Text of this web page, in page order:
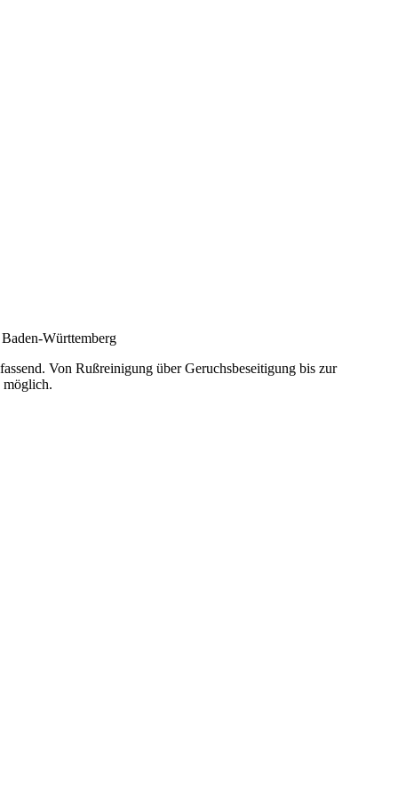
Württemberg
Von Rußreinigung über Geruchsbeseitigung bis zur
möglich.